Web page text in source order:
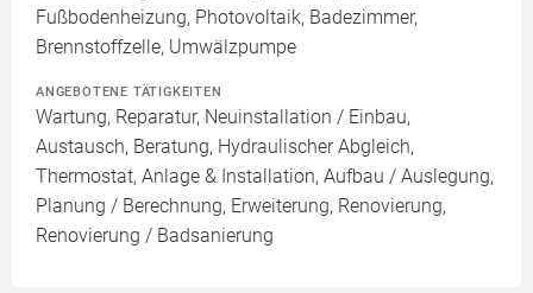
Fußbodenheizung, Photovoltaik, Badezimmer,
Brennstoffzelle, Umwälzpumpe
ANGEBOTENE TÄTIGKEITEN
Wartung, Reparatur, Neuinstallation / Einbau,
Austausch, Beratung, Hydraulischer Abgleich,
Thermostat, Anlage & Installation, Aufbau / Auslegung,
Planung / Berechnung, Erweiterung, Renovierung,
Renovierung / Badsanierung